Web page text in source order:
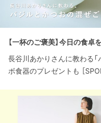
【一杯のご褒美】今日の食卓
長谷川あかりさんに教わる
ボ食器のプレゼントも ［